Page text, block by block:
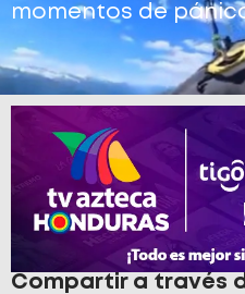
momentos de
Compartir a través